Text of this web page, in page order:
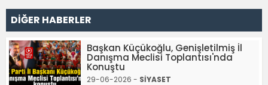
DİĞER HABERLER
Başkan Küçükoğlu, Genişletilmiş İl
Danışma Meclisi Toplantısı'nda
Konuştu
29-06-2026 - SİYASET